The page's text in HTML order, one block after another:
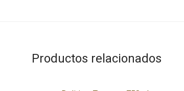
Productos relacionados